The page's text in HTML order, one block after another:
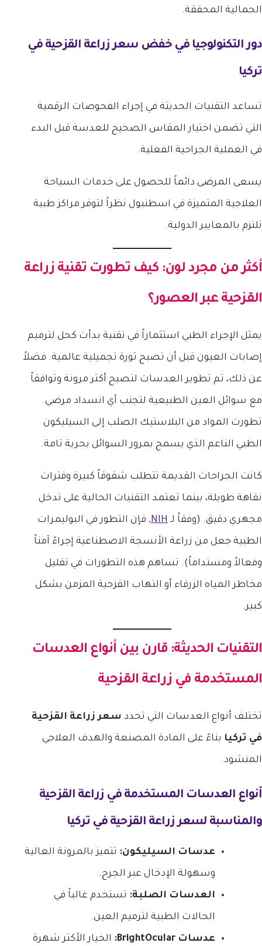
الجمالية المحققة.
دور التكنولوجيا في خفض سعر زراعة القزحية في
تركيا
تساعد التقنيات الحديثة في إجراء الفحوصات الرقمية
التي تضمن اختيار المقاس الصحيح للعدسة قبل البدء
في العملية الجراحية الفعلية.
يسعى المرضى دائماً للحصول على خدمات السياحة
العلاجية المتميزة في اسطنبول نظراً لتوفر مراكز طبية
تلتزم بالمعايير الدولية.
أكثر من مجرد لون: كيف تطورت تقنية زراعة
القزحية عبر العصور؟
يمثل الإجراء الطبي استثماراً في تقنية بدأت كحل لترميم
إصابات العيون قبل أن تصبح ثورة تجميلية عالمية. فضلاً
عن ذلك، تم تطوير العدسات لتصبح أكثر مرونة وتوافقاً
مع سوائل العين الطبيعية لتجنب أي انسداد مرضي.
تطورت المواد من البلاستيك الصلب إلى السيليكون
الطبي الناعم الذي يسمح بمرور السوائل بحرية تامة.
كانت الجراحات القديمة تتطلب شقوقاً كبيرة وفترات
نقاهة طويلة، بينما تعتمد التقنيات الحالية على تدخل
مجهري دقيق. (وفقاً لـ NIH, فإن التطور في البوليمرات
الطبية جعل من زراعة الأنسجة الاصطناعية إجراءً آمناً
وفعالاً ومستداماً). تساهم هذه التطورات في تقليل
مخاطر المياه الزرقاء أو التهاب القزحية المزمن بشكل
كبير.
التقنيات الحديثة: قارن بين أنواع العدسات
المستخدمة في زراعة القزحية
تختلف أنواع العدسات التي تحدد سعر زراعة القزحية
في تركيا بناءً على المادة المصنعة والهدف العلاجي
المنشود.
أنواع العدسات المستخدمة في زراعة القزحية
والمناسبة لسعر زراعة القزحية في تركيا
عدسات السيليكون: تتميز بالمرونة العالية
وسهولة الإدخال عبر الجرح.
العدسات الصلبة: تستخدم غالباً في
الحالات الطبية لترميم العين.
عدسات BrightOcular: الخيار الأكثر شهرة